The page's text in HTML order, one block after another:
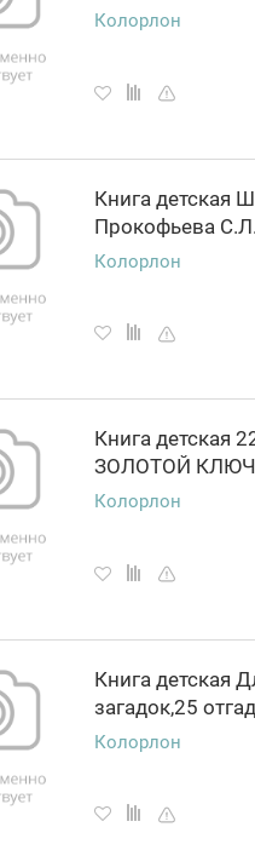
Колорлон
Книга детская
Колорлон
Книга детская
Колорлон
Книга детская
Колорлон